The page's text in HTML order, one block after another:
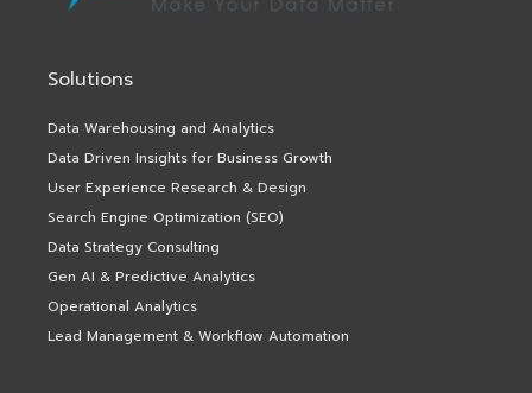
Solutions
Data Warehousing and Analytics
Data Driven Insights for Business Growth
User Experience Research & Design
Search Engine Optimization (SEO)
Data Strategy Consulting
Gen AI & Predictive Analytics
Operational Analytics
Lead Management & Workflow Automation